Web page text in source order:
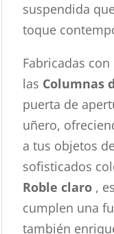
suspendida
toque
Fabricadas
las Columnas
puerta de
uñero,
a tus objetos
sofisticados
Roble claro ,
cumplen una
también